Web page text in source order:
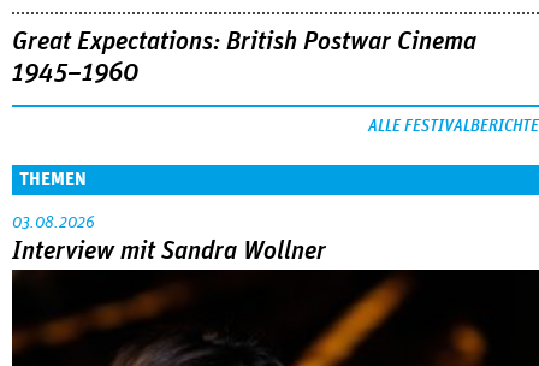
Great Expectations: British Postwar Cinema
1945–1960
ALLE FESTIVALBERICHTE
THEMEN
03.08.2026
Interview mit Sandra Wollner